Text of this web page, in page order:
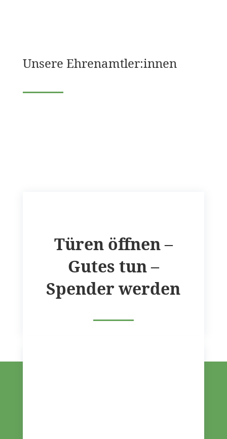
Unsere Ehrenamtler:innen
Türen öffnen –
Gutes tun –
Spender werden